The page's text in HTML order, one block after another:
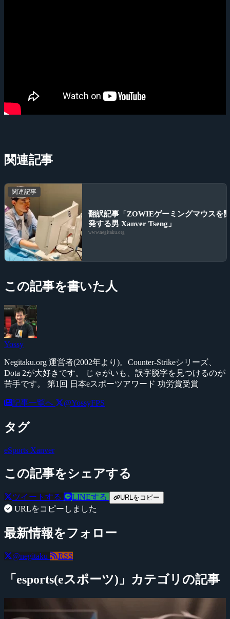
関連記事
関連記事
翻訳記事「ZOWIEゲーミングマウスを
発する男 Xanver Tseng」
www.negitaku.org
この記事を書いた人
Yossy
Negitaku.org 運営者(2002年より)。Counter-Strikeシリーズ、
Dota 2が大好きです。 じゃがいも、誤字脱字を見つけるのが
苦手です。 第1回 日本eスポーツアワード 功労賞受賞
記事一覧へ @YossyFPS
タグ
eSports Xanver
この記事をシェアする
ツイートする LINEする URLをコピー
URLをコピーしました
最新情報をフォロー
@negitaku RSS
「esports(eスポーツ)」カテゴリの記事